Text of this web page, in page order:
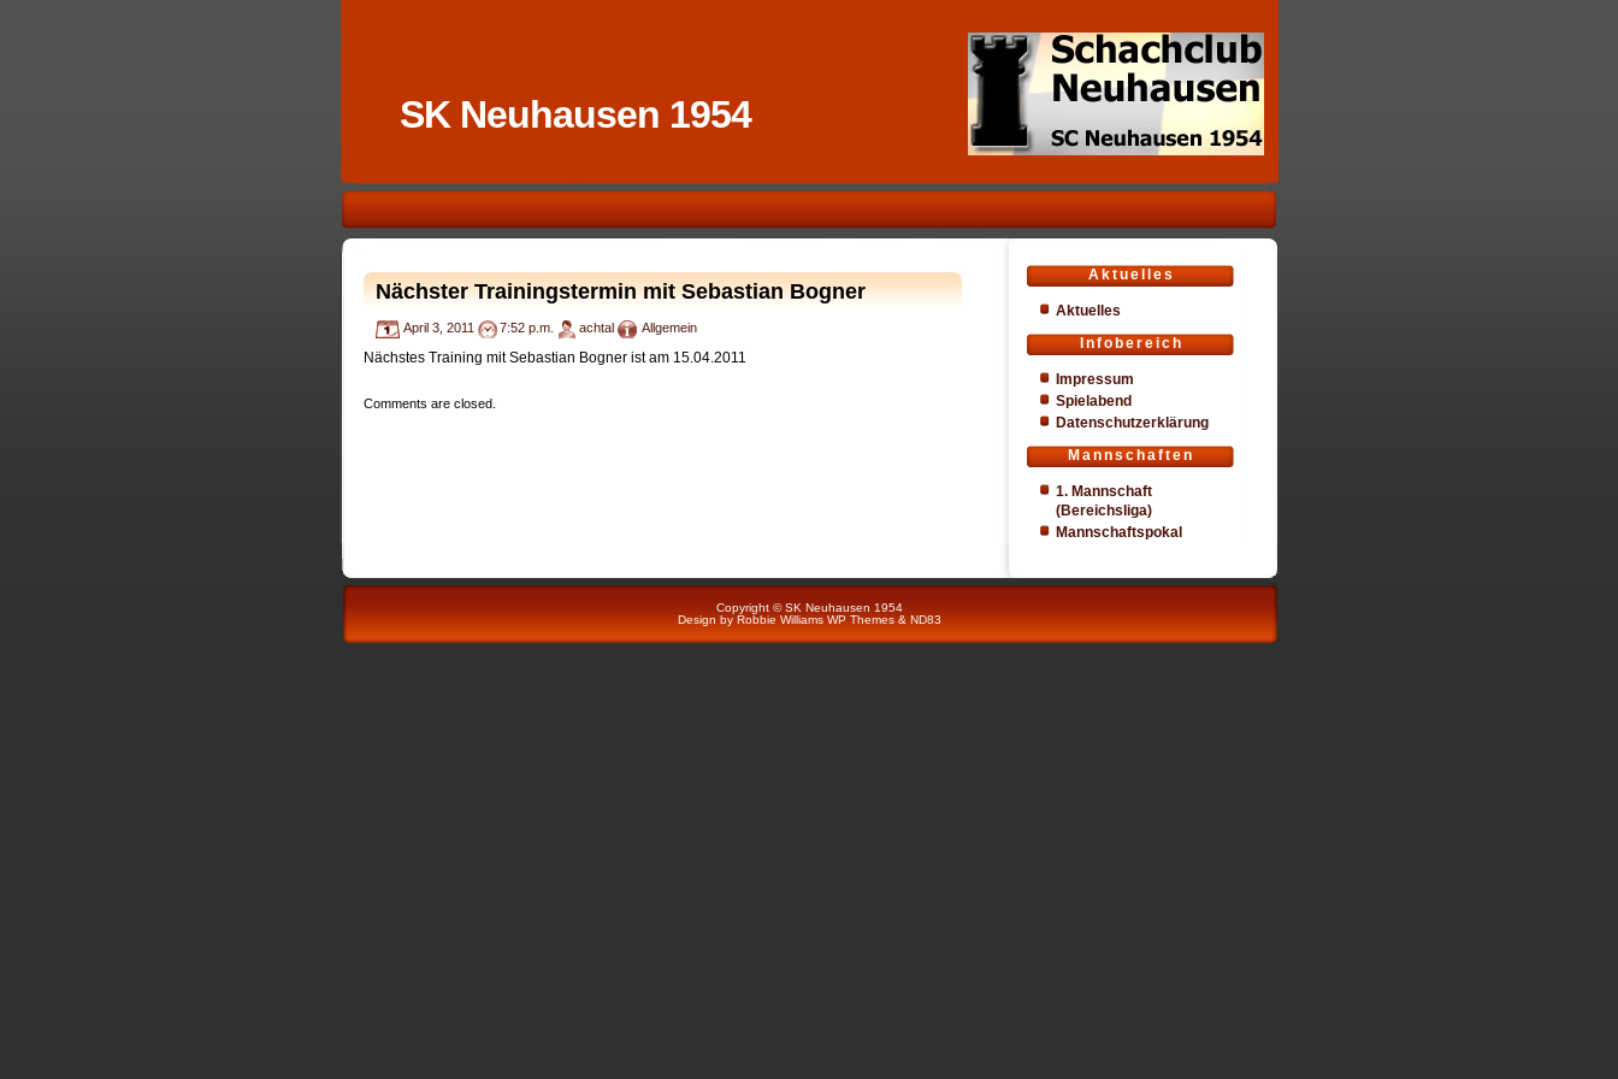
SK Neuhausen 1954
Nächster Trainingstermin mit Sebastian Bogner
April 3, 2011 7:52 p.m. achtal Allgemein
Nächstes Training mit Sebastian Bogner ist am 15.04.2011
Comments are closed.
Aktuelles
Aktuelles
Infobereich
Impressum
Spielabend
Datenschutzerklärung
Mannschaften
1. Mannschaft
(Bereichsliga)
Mannschaftspokal
Copyright © SK Neuhausen 1954
Design by Robbie Williams WP Themes& ND83